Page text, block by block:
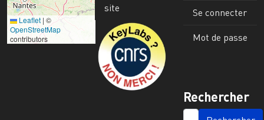
Leaflet | ©
OpenStreetMap
contributors
site
Image
Se connecter
Mot de passe
Rechercher
SEARCH